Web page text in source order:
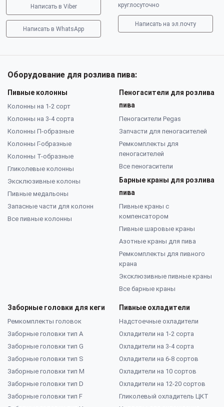
Написать в Viber
Написать в WhatsApp
круглосуточно
Написать на эл.почту
Оборудование для розлива пива:
Пивные колонны
Колонны на 1-2 сорт
Колонны на 3-4 сорта
Колонны П-образные
Колонны Г-образные
Колонны Т-образные
Гликолевые колонны
Эксклюзивные колоны
Пивные медальоны
Запасные части для колонн
Все пивные колонны
Пеногасители для розлива
пива
Пеногасители Pegas
Запчасти для пеногасителей
Ремкомплекты для
пеногасителей
Все пеногасители
Барные краны для розлива
пива
Пивные краны с
компенсатором
Пивные шаровые краны
Азотные краны для пива
Ремкомплекты для пивного
крана
Эксклюзивные пивные краны
Все барные краны
Заборные головки для кеги
Ремкомплекты головок
Заборные головки тип А
Заборные головки тип G
Заборные головки тип S
Заборные головки тип M
Заборные головки тип D
Заборные головки тип F
Пивные охладители
Надстоечные охладители
Охладители на 1-2 сорта
Охладители на 3-4 сорта
Охладители на 6-8 сортов
Охладители на 10 сортов
Охладители на 12-20 сортов
Гликолевый охладитель ЦКТ